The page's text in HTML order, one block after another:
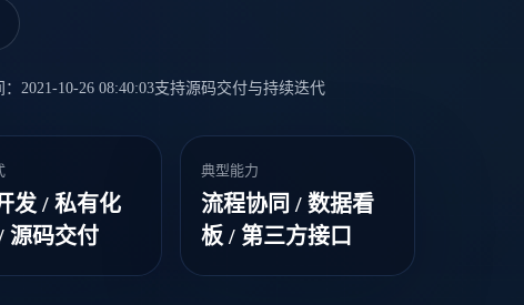
2021-10-26 08:40:03支持源码交付与持续迭代
发 / 私有化
源码交付
典型能力
流程协同 / 数据看
板 / 第三方接口